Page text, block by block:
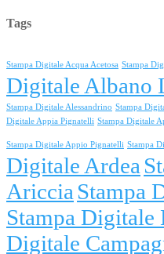
Tags
Stampa Digitale Acqua Acetosa Stampa
Digitale Albano
Stampa Digitale Alessandrino Stampa
Digitale Appia Pignatelli Stampa Digitale
Stampa Digitale Appio Pignatelli Stampa
Digitale Ardea
Ariccia Stampa
Stampa Digitale
Digitale